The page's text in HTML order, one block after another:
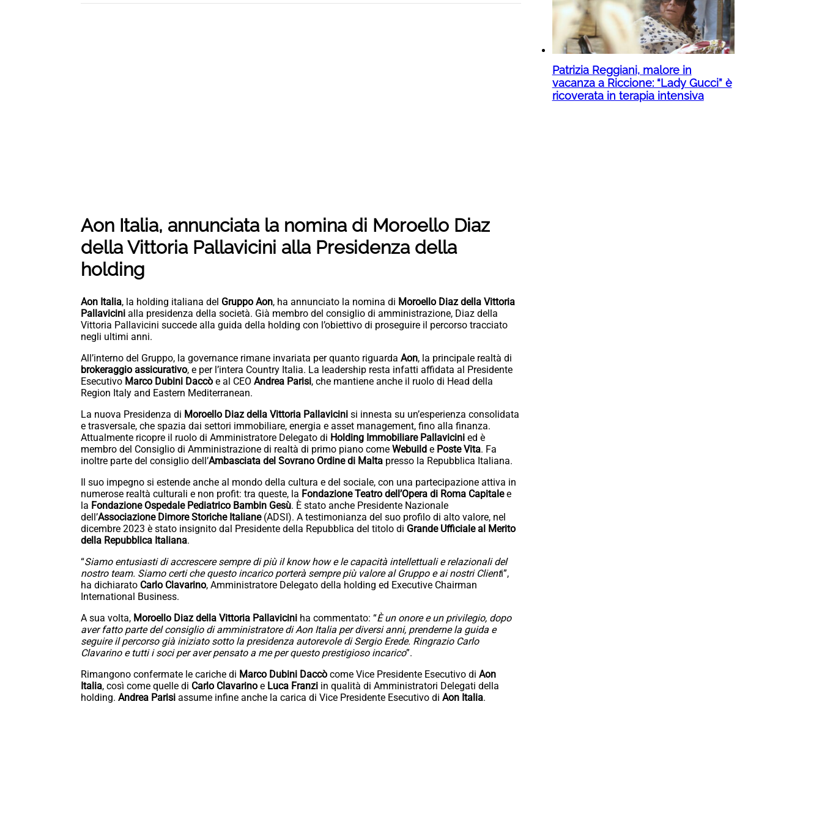
Aon Italia, annunciata la nomina di Moroello Diaz
della Vittoria Pallavicini alla Presidenza della
holding
Aon Italia, la holding italiana del Gruppo Aon, ha annunciato la nomina di Moroello Diaz della Vittoria
Pallavicini alla presidenza della società. Già membro del consiglio di amministrazione, Diaz della
Vittoria Pallavicini succede alla guida della holding con l’obiettivo di proseguire il percorso tracciato
negli ultimi anni.
All’interno del Gruppo, la governance rimane invariata per quanto riguarda Aon, la principale realtà di
brokeraggio assicurativo, e per l’intera Country Italia. La leadership resta infatti affidata al Presidente
Esecutivo Marco Dubini Daccò e al CEO Andrea Parisi, che mantiene anche il ruolo di Head della
Region Italy and Eastern Mediterranean.
La nuova Presidenza di Moroello Diaz della Vittoria Pallavicini si innesta su un’esperienza consolidata
e trasversale, che spazia dai settori immobiliare, energia e asset management, fino alla finanza.
Attualmente ricopre il ruolo di Amministratore Delegato di Holding Immobiliare Pallavicini ed è
membro del Consiglio di Amministrazione di realtà di primo piano come Webuild e Poste Vita. Fa
inoltre parte del consiglio dell’Ambasciata del Sovrano Ordine di Malta presso la Repubblica Italiana.
Il suo impegno si estende anche al mondo della cultura e del sociale, con una partecipazione attiva in
numerose realtà culturali e non profit: tra queste, la Fondazione Teatro dell’Opera di Roma Capitalee
la Fondazione Ospedale Pediatrico Bambin Gesù. È stato anche Presidente Nazionale
dell’Associazione Dimore Storiche Italiane (ADSI). A testimonianza del suo profilo di alto valore, nel
dicembre 2023 è stato insignito dal Presidente della Repubblica del titolo di Grande Ufficiale al Merito
della Repubblica Italiana.
“Siamo entusiasti di accrescere sempre di più il know how e le capacità intellettuali e relazionali del
nostro team. Siamo certi che questo incarico porterà sempre più valore al Gruppo e ai nostri Clienti”,
ha dichiarato Carlo Clavarino, Amministratore Delegato della holding ed Executive Chairman
International Business.
A sua volta, Moroello Diaz della Vittoria Pallavicini ha commentato: “È un onore e un privilegio, dopo
aver fatto parte del consiglio di amministratore di Aon Italia per diversi anni, prenderne la guida e
seguire il percorso già iniziato sotto la presidenza autorevole di Sergio Erede. Ringrazio Carlo
Clavarino e tutti i soci per aver pensato a me per questo prestigioso incarico”.
Rimangono confermate le cariche di Marco Dubini Daccò come Vice Presidente Esecutivo di Aon
Italia, così come quelle di Carlo Clavarino e Luca Franzi in qualità di Amministratori Delegati della
holding. Andrea Parisi assume infine anche la carica di Vice Presidente Esecutivo di Aon Italia.
Patrizia Reggiani, malore in
vacanza a Riccione: “Lady Gucci” è
ricoverata in terapia intensiva